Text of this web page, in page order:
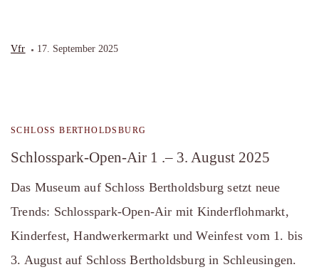
Vfr 17. September 2025
SCHLOSS BERTHOLDSBURG
Schlosspark-Open-Air 1 .– 3. August 2025
Das Museum auf Schloss Bertholdsburg setzt neue
Trends: Schlosspark-Open-Air mit Kinderflohmarkt,
Kinderfest, Handwerkermarkt und Weinfest vom 1. bis
3. August auf Schloss Bertholdsburg in Schleusingen.